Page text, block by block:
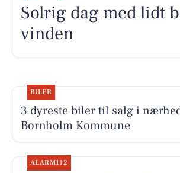
Solrig dag med lidt
vinden
BILER
3 dyreste biler til salg i
Bornholm Kommune
ALARM112